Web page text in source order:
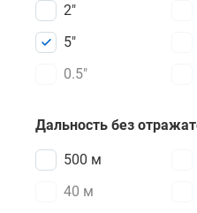
2"
5"
0.5"
Дальность без
500 м
40 м